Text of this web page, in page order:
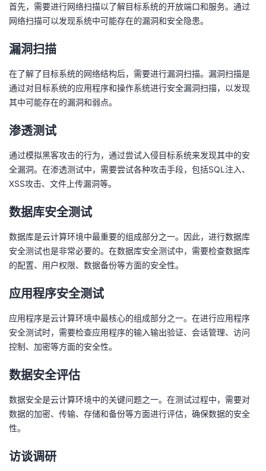
博
的
我
子
直
的
我
注
我
的
开
发
者
学
堂
我
的
课
程
我
的
认
我
的
我
我
的
Programs
我
的
支
持
我
的
技
术
支
我
的
云
声
议
首先，需要进行网络扫描以了解目标系统的开放端口和服务。通过
网络扫描可以发现系统中可能存在的漏洞和安全隐患。
漏洞扫描
在了解了目标系统的网络结构后，需要进行漏洞扫描。漏洞扫描是
通过对目标系统的应用程序和操作系统进行安全漏洞扫描，以发现
其中可能存在的漏洞和弱点。
渗透测试
通过模拟黑客攻击的行为，通过尝试入侵目标系统来发现其中的安
全漏洞。在渗透测试中，需要尝试各种攻击手段，包括SQL注入、
XSS攻击、文件上传漏洞等。
数据库安全测试
数据库是云计算环境中最重要的组成部分之一。因此，进行数据库
安全测试也是非常必要的。在数据库安全测试中，需要检查数据库
的配置、用户权限、数据备份等方面的安全性。
应用程序安全测试
应用程序是云计算环境中最核心的组成部分之一。在进行应用程序
安全测试时，需要检查应用程序的输入输出验证、会话管理、访问
控制、加密等方面的安全性。
数据安全评估
数据安全是云计算环境中的关键问题之一。在测试过程中，需要对
数据的加密、传输、存储和备份等方面进行评估，确保数据的安全
性。
访谈调研